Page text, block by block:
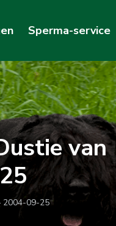
Sperma-service
van
2004-09-25